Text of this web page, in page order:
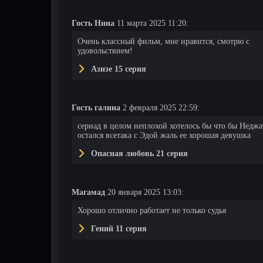
Гость Нина 11 марта 2025 11:20:
Очень классный фильм, мне нравится, смотрю с
удовольствием!
Азизе 15 серия
Гость галина 2 февраля 2025 22:59:
сериад в целом неплохой хотелось бы что бы
остался всетака с Эдой жаль ее хорошая девушка
Опасная любовь 21 серия
Магамад 20 января 2025 13:03:
Хорошо отлично работает не только судья
Гений 11 серия